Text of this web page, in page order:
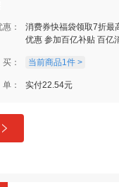
：
消费券快福袋领取7折最
优惠 参加百亿补贴 百亿
： 当前商品1件 >
： 实付22.54元